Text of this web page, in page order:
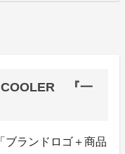
COOLER 『一
ブランドロゴ＋商品